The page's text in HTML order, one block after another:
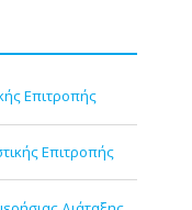
Επιτροπής
Επιτροπής